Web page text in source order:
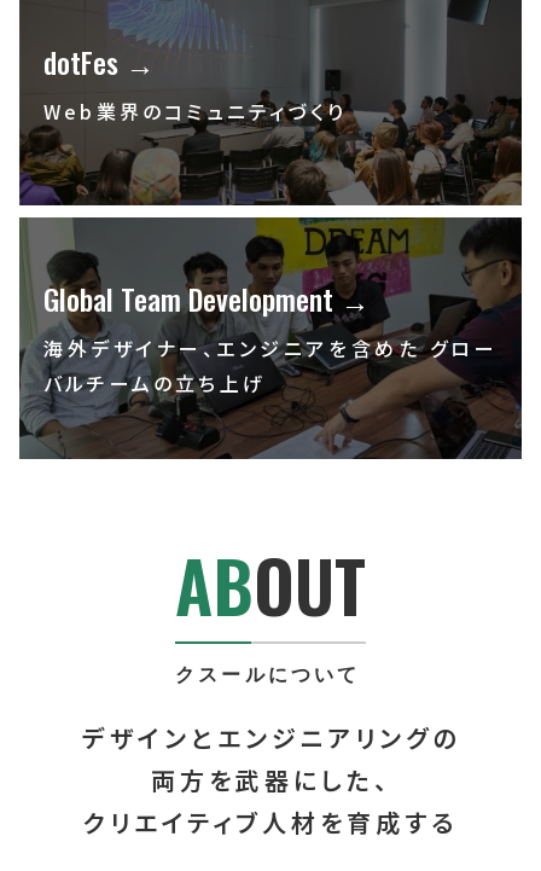
dotFes →
Web業界のコミュニティづくり
Global Team Development →
海外デザイナー、エンジニアを含めたグロー
バルチームの立ち上げ
ABOUT
クスールについて
デザインとエンジニアリングの
両方を武器にした、
クリエイティブ人材を育成する